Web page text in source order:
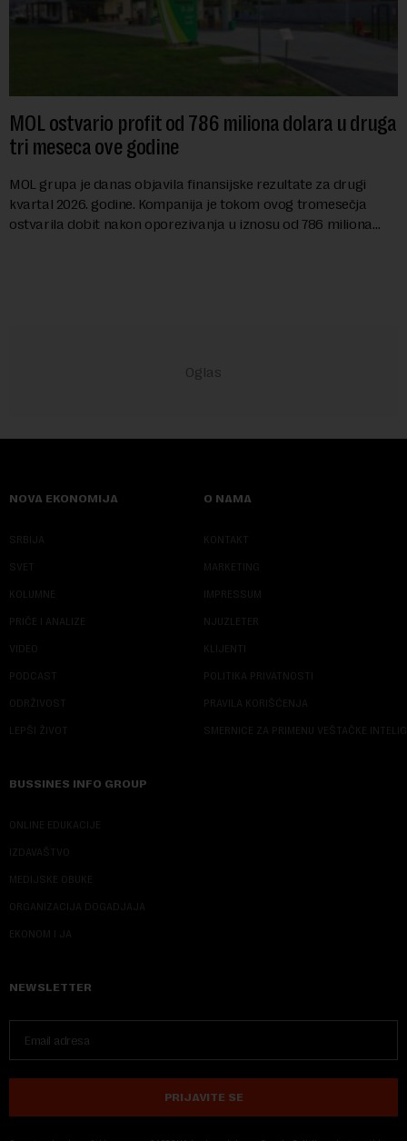
MOL ostvario profit od 786 miliona dolara u druga
tri meseca ove godine
MOL grupa je danas objavila finansijske rezultate za drugi
kvartal 2026. godine. Kompanija je tokom ovog tromesečja
ostvarila dobit nakon oporezivanja u iznosu od 786 miliona
NOVA EKONOMIJA
SRBIJA
SVET
KOLUMNE
PRIČE I ANALIZE
VIDEO
PODCAST
ODRŽIVOST
LEPŠI ŽIVOT
O NAMA
KONTAKT
MARKETING
IMPRESSUM
NJUZLETER
KLIJENTI
POLITIKA PRIVATNOSTI
PRAVILA KORIŠĆENJA
SMERNICE ZA PRIMENU VEŠTAČKE
BUSSINES INFO GROUP
ONLINE EDUKACIJE
IZDAVAŠTVO
MEDIJSKE OBUKE
ORGANIZACIJA DOGADJAJA
EKONOM I JA
NEWSLETTER
PRIJAVITE SE